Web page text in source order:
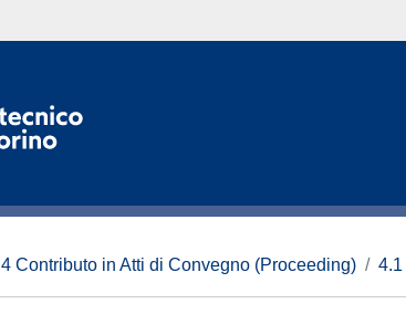
4 Contributo in Atti di Convegno (Proceeding)